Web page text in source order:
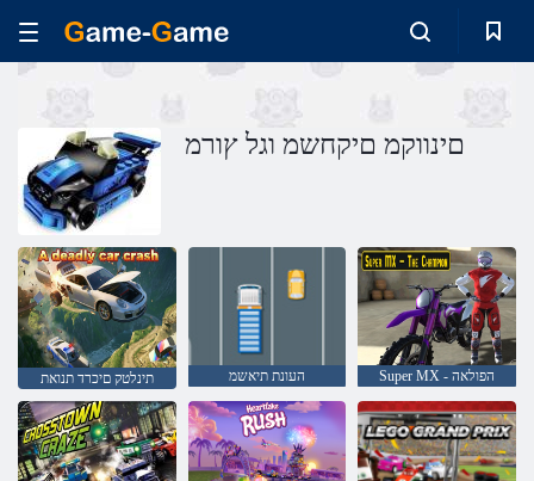
םינווקמ םיקחשמ וגל ץורמ
תינלטק םיכרד תנואת העונת תיאשמ Super MX - הפולאה